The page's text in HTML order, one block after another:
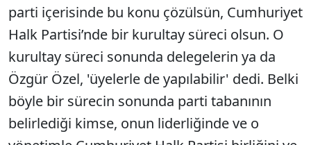
parti içerisinde bu konu çözülsün, Cumhuriyet
Halk Partisi’nde bir kurultay süreci olsun. O
kurultay süreci sonunda delegelerin ya da
Özgür Özel, 'üyelerle de yapılabilir' dedi. Belki
böyle bir sürecin sonunda parti tabanının
belirlediği kimse, onun liderliğinde ve o